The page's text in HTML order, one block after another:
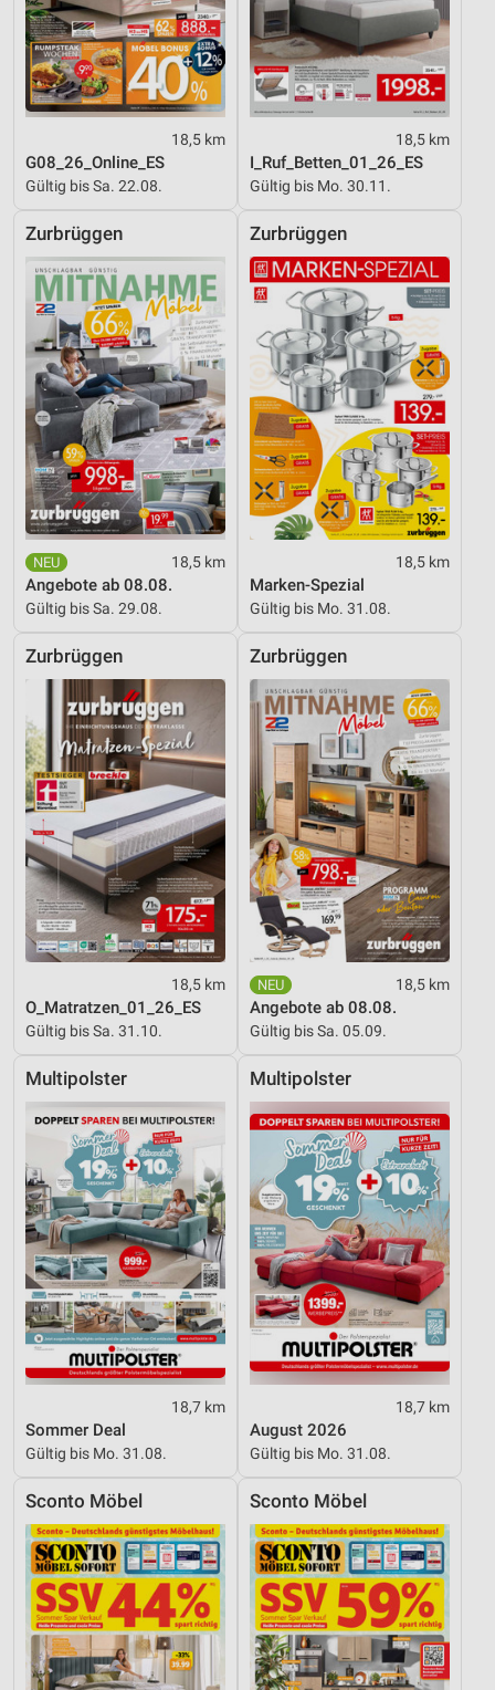
18,5 km
G08_26_Online_ES
Gültig bis Sa. 22.08.
18,5 km
I_Ruf_Betten_01_26_ES
Gültig bis Mo. 30.11.
Zurbrüggen
18,5 km
Angebote ab 08.08.
Gültig bis Sa. 29.08.
Zurbrüggen
18,5 km
Marken-Spezial
Gültig bis Mo. 31.08.
Zurbrüggen
18,5 km
O_Matratzen_01_26_ES
Gültig bis Sa. 31.10.
Zurbrüggen
18,5 km
Angebote ab 08.08.
Gültig bis Sa. 05.09.
Multipolster
18,7 km
Sommer Deal
Gültig bis Mo. 31.08.
Multipolster
18,7 km
August 2026
Gültig bis Mo. 31.08.
Sconto Möbel Sconto Möbel